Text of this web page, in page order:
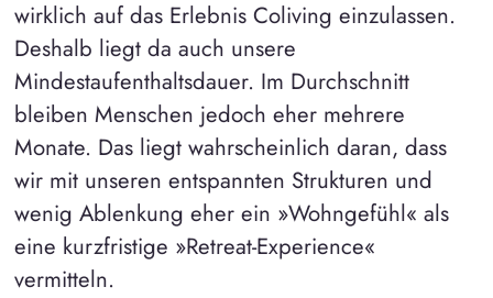
wirklich auf das Erlebnis Coliving einzulassen.
Deshalb liegt da auch unsere
Mindestaufenthaltsdauer. Im Durchschnitt
bleiben Menschen jedoch eher mehrere
Monate. Das liegt wahrscheinlich daran, dass
wir mit unseren entspannten Strukturen und
wenig Ablenkung eher ein »Wohngefühl« als
eine kurzfristige »Retreat-Experience«
vermitteln.